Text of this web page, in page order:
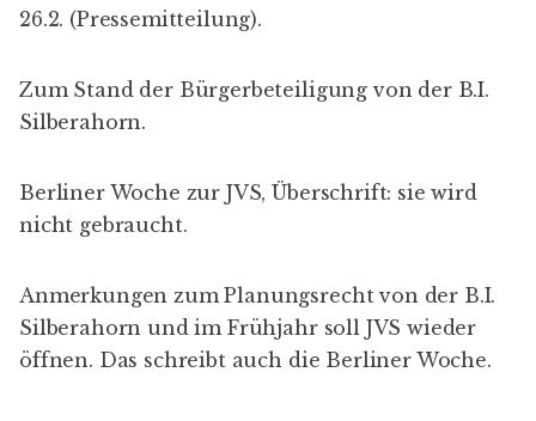
26.2. (Pressemitteilung).
Zum Stand der Bürgerbeteiligung von der B.I.
Silberahorn.
Berliner Woche zur JVS, Überschrift: sie wird
nicht gebraucht.
Anmerkungen zum Planungsrechtvon der B.I.
Silberahorn undim Frühjahr soll JVS wieder
öffnen. Das schreibt auch die Berliner Woche.